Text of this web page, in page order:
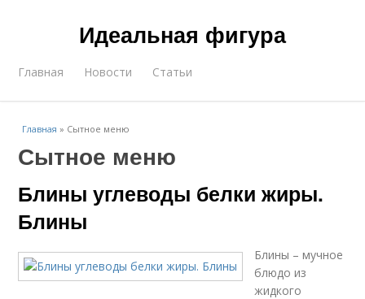
Идеальная фигура
Главная Новости Статьи
Главная » Сытное меню
Сытное меню
Блины углеводы белки жиры.
Блины
Блины – мучное
блюдо из
жидкого